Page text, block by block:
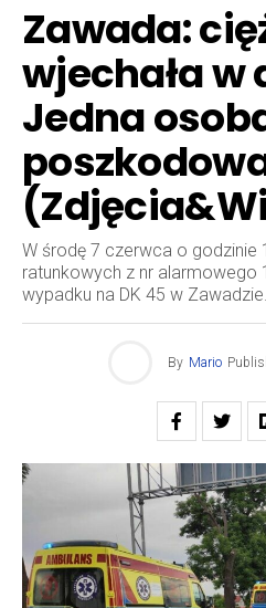
Zawada:
wjechała w
Jedna
W środę 7 czerwca o godzinie
ratunkowych z nr alarmowego
wypadku na DK 45 w Zawadzie.
By Mario